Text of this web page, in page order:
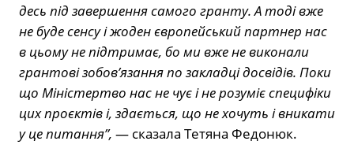
десь під завершення самого гранту. А тоді вже
не буде сенсу і жоден європейський партнер нас
в цьому не підтримає, бо ми вже не виконали
грантові зобов’язання по закладці досвідів. Поки
що Міністертво нас не чує і не розуміє специфіки
цих проєктів і, здається, що не хочуть і вникати
у це питання”, — сказала Тетяна Федонюк.